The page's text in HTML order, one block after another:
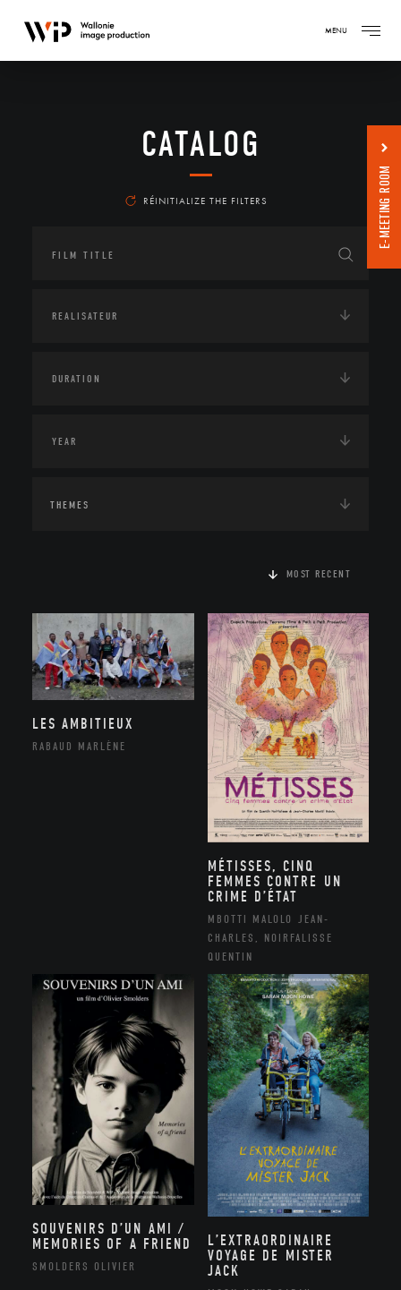
MENU
CATALOG
RÉINITIALIZE THE FILTERS
THEMES
MOST RECENT
LES AMBITIEUX
RABAUD MARLÈNE
MÉTISSES, CINQ
FEMMES CONTRE UN
CRIME D’ÉTAT
MBOTTI MALOLO JEAN-
CHARLES, NOIRFALISSE
QUENTIN
SOUVENIRS D’UN AMI /
MEMORIES OF A FRIEND
SMOLDERS OLIVIER
L’EXTRAORDINAIRE
VOYAGE DE MISTER
JACK
E-MEETING ROOM